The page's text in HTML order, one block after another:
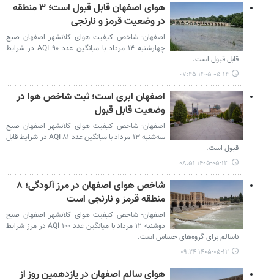
هوای اصفهان قابل قبول است؛ ۳ منطقه
در وضعیت قرمز و نارنجی
اصفهان- شاخص کیفیت هوای کلانشهر اصفهان صبح
چهارشنبه ۱۴ مرداد با میانگین عدد ۹۰ AQI در شرایط
قابل قبول است‌.
۱۴۰۵-۰۵-۱۴ ۰۷:۴۵
اصفهان ابری است؛ ثبت شاخص هوا در
وضعیت قابل قبول
اصفهان- شاخص کیفیت هوای کلانشهر اصفهان صبح
سه‌شنبه ۱۳ مرداد با میانگین عدد ۸۱ AQI در شرایط قابل
قبول است‌.
۱۴۰۵-۰۵-۱۳ ۰۸:۵۱
شاخص هوای اصفهان در مرز آلودگی؛ ۸
منطقه قرمز و نارنجی است
اصفهان- شاخص کیفیت هوای کلانشهر اصفهان صبح
دوشنبه ۱۲ مرداد با میانگین عدد ۱۰۰ AQI در مرز شرایط
ناسالم برای گروه‌های حساس است‌.
۱۴۰۵-۰۵-۱۲ ۰۹:۲۴
هوای سالم اصفهان در یازدهمین روز از